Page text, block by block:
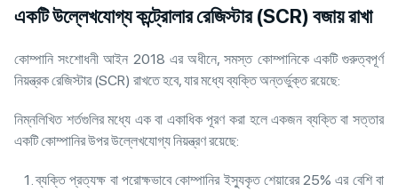
একটি উল্লেখযোগ্য কন্ট্রোলার রেজিস্টার (SCR) বজায় রাখা
কোম্পানি সংশোধনী আইন 2018 এর অধীনে, সমস্ত কোম্পানিকে একটি গুরুত্বপূর্ণ
নিয়ন্ত্রক রেজিস্টার (SCR) রাখতে হবে, যার মধ্যে ব্যক্তি অন্তর্ভুক্ত রয়েছে:
নিম্নলিখিত শর্তগুলির মধ্যে এক বা একাধিক পূরণ করা হলে একজন ব্যক্তি বা সত্তার
একটি কোম্পানির উপর উল্লেখযোগ্য নিয়ন্ত্রণ রয়েছে:
ব্যক্তি প্রত্যক্ষ বা পরোক্ষভাবে কোম্পানির ইস্যুকৃত শেয়ারের 25% এর বেশি বা